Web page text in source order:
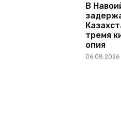
В
тремя
опия
06.08.2026